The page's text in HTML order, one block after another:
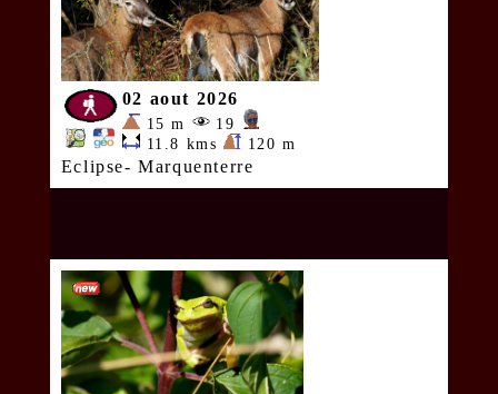
02 aout 2026
15 m
19
11.8 kms
120 m
Eclipse- Marquenterre